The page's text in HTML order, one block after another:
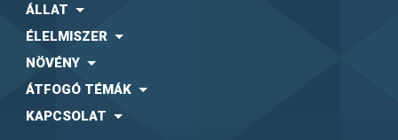
ÁLLAT
ÉLELMISZER
NÖVÉNY
ÁTFOGÓ TÉMÁK
KAPCSOLAT